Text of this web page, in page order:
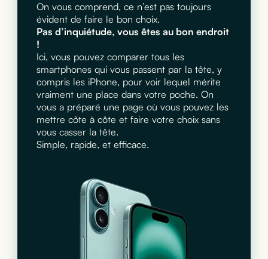
On vous comprend, ce n’est pas toujours
évident de faire le bon choix.
Pas d’inquiétude, vous êtes au bon endroit
!
Ici, vous pouvez comparer tous les
smartphones qui vous passent par la tête, y
compris les iPhone, pour voir lequel mérite
vraiment une place dans votre poche. On
vous a préparé une page où vous pouvez les
mettre côte à côte et faire votre choix sans
vous casser la tête.
Simple, rapide, et efficace.